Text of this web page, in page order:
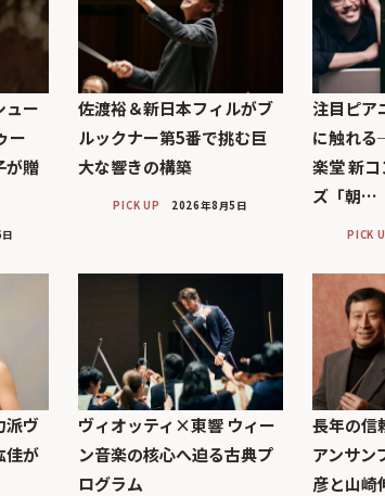
ュー
ー
が贈
佐渡裕＆新日本フィルがブ
ルックナー第5番で挑む巨
大な響きの構築
PICK UP 2026年8月5日
注目ピア
に触れ
楽堂 新
ズ「朝…
PICK
派ヴ
佳が
ヴィオッティ×東響 ウィー
ン音楽の核心へ迫る古典プ
ログラム
長年の信
アンサ
彦と山崎